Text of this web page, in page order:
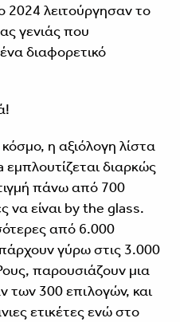
2024 λειτούργησαν το
γενιάς που
διαφορετικό
η αξιόλογη λίστα
διαρκώς
πάνω από 700
να είναι by the glass.
από 6.000
γύρω στις 3.000
παρουσιάζουν μια
των 300 επιλογών, και
ετικέτες ενώ στο